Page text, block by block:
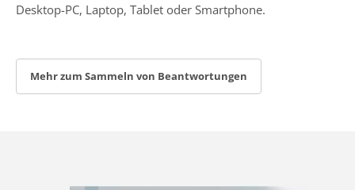
Desktop-PC, Laptop, Tablet oder Smartphone.
Mehr zum Sammeln von Beantwortungen